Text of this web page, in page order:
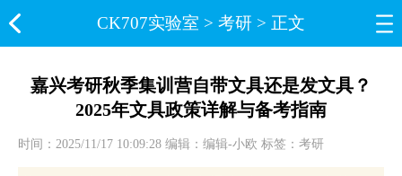
CK707实验室​ > 考研 > 正文
嘉兴考研秋季集训营自带文具还是发文具？
2025年文具政策详解与备考指南
时间：2025/11/17 10:09:28 编辑：编辑-小欧 标签：考研